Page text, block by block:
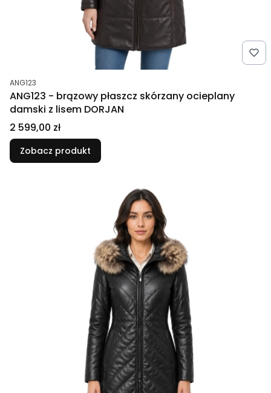
Kod produktu
ANG123
ANG123 - brązowy płaszcz skórzany ocieplany
damski z lisem DORJAN
Cena
2 599,00 zł
Zobacz produkt